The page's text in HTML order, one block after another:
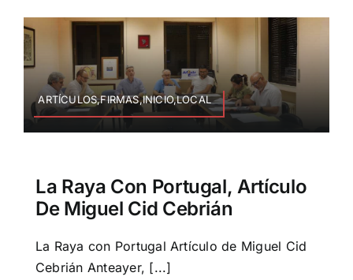
ARTÍCULOS,FIRMAS,INICIO,LOCAL
La Raya Con Portugal, Artículo
De Miguel Cid Cebrián
La Raya con Portugal Artículo de Miguel Cid
Cebrián Anteayer, [...]